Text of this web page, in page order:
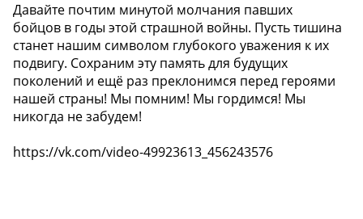
Давайте почтим минутой молчания павших
бойцов в годы этой страшной войны. Пусть тишина
станет нашим символом глубокого уважения к их
подвигу. Сохраним эту память для будущих
поколений и ещё раз преклонимся перед героями
нашей страны! Мы помним! Мы гордимся! Мы
никогда не забудем!
https://vk.com/video-49923613_456243576